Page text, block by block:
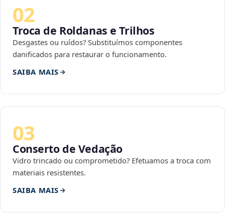
02
Troca de Roldanas e Trilhos
Desgastes ou ruídos? Substituímos componentes
danificados para restaurar o funcionamento.
SAIBA MAIS
03
Conserto de Vedação
Vidro trincado ou comprometido? Efetuamos a troca com
materiais resistentes.
SAIBA MAIS